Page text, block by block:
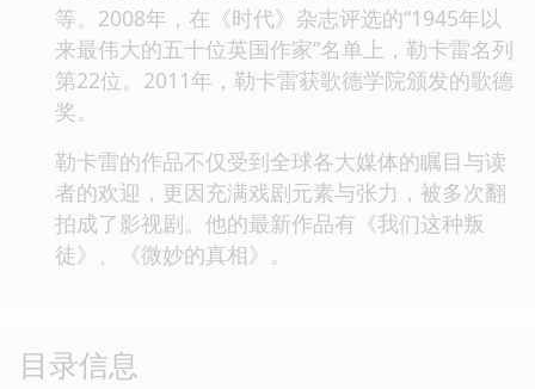
等。2008年，在《时代》杂志评选的“1945年以
来最伟大的五十位英国作家”名单上，勒卡雷名列
第22位。2011年，勒卡雷获歌德学院颁发的歌德
奖。
勒卡雷的作品不仅受到全球各大媒体的瞩目与读
者的欢迎，更因充满戏剧元素与张力，被多次翻
拍成了影视剧。他的最新作品有《我们这种叛
徒》、《微妙的真相》。
目录信息